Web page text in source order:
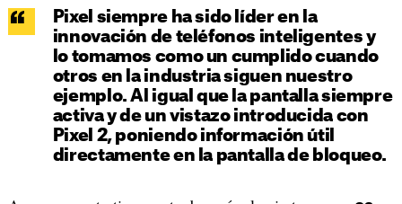
Pixel siempre ha sido líder en la
innovación de teléfonos inteligentes y
lo tomamos como un cumplido cuando
otros en la industria siguen nuestro
ejemplo. Al igual que la pantalla siempre
activa y de un vistazo introducida con
Pixel 2, poniendo información útil
directamente en la pantalla de bloqueo.